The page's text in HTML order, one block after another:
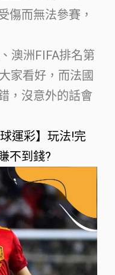
傷而無法參賽，
澳洲FIFA排名第
家看好，而法國
，沒意外的話會
運彩】玩法!完
不到錢?